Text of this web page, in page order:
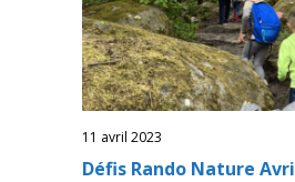
Défis Rando Nature
11 avril 2023